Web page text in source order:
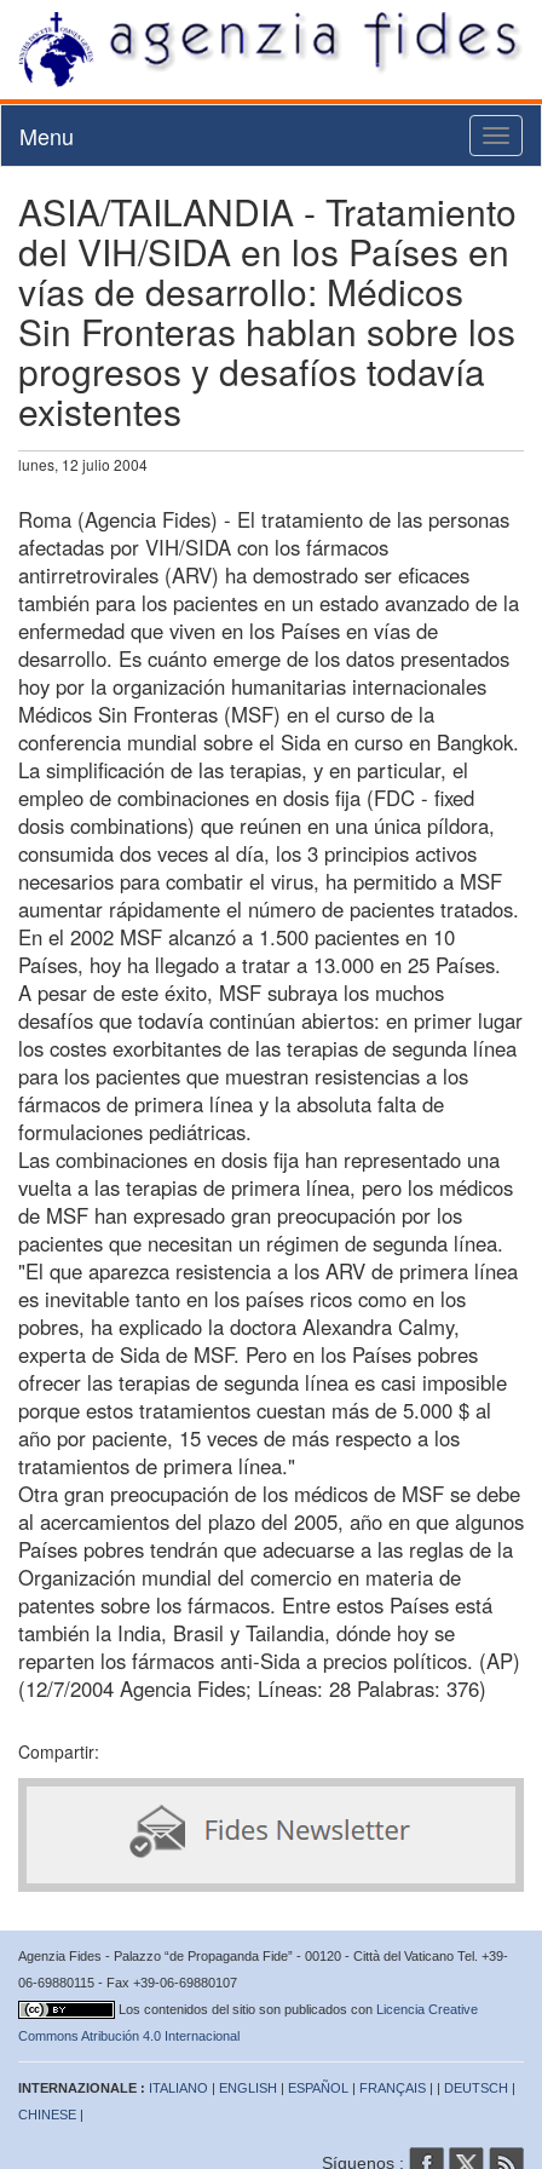
Menu
ASIA/TAILANDIA - Tratamiento
del VIH/SIDA en los Países en
vías de desarrollo: Médicos
Sin Fronteras hablan sobre los
progresos y desafíos todavía
existentes
lunes, 12 julio 2004
Roma (Agencia Fides) - El tratamiento de las personas
afectadas por VIH/SIDA con los fármacos
antirretrovirales (ARV) ha demostrado ser eficaces
también para los pacientes en un estado avanzado de la
enfermedad que viven en los Países en vías de
desarrollo. Es cuánto emerge de los datos presentados
hoy por la organización humanitarias internacionales
Médicos Sin Fronteras (MSF) en el curso de la
conferencia mundial sobre el Sida en curso en Bangkok.
La simplificación de las terapias, y en particular, el
empleo de combinaciones en dosis fija (FDC - fixed
dosis combinations) que reúnen en una única píldora,
consumida dos veces al día, los 3 principios activos
necesarios para combatir el virus, ha permitido a MSF
aumentar rápidamente el número de pacientes tratados.
En el 2002 MSF alcanzó a 1.500 pacientes en 10
Países, hoy ha llegado a tratar a 13.000 en 25 Países.
A pesar de este éxito, MSF subraya los muchos
desafíos que todavía continúan abiertos: en primer lugar
los costes exorbitantes de las terapias de segunda línea
para los pacientes que muestran resistencias a los
fármacos de primera línea y la absoluta falta de
formulaciones pediátricas.
Las combinaciones en dosis fija han representado una
vuelta a las terapias de primera línea, pero los médicos
de MSF han expresado gran preocupación por los
pacientes que necesitan un régimen de segunda línea.
"El que aparezca resistencia a los ARV de primera línea
es inevitable tanto en los países ricos como en los
pobres, ha explicado la doctora Alexandra Calmy,
experta de Sida de MSF. Pero en los Países pobres
ofrecer las terapias de segunda línea es casi imposible
porque estos tratamientos cuestan más de 5.000 $ al
año por paciente, 15 veces de más respecto a los
tratamientos de primera línea."
Otra gran preocupación de los médicos de MSF se debe
al acercamientos del plazo del 2005, año en que algunos
Países pobres tendrán que adecuarse a las reglas de la
Organización mundial del comercio en materia de
patentes sobre los fármacos. Entre estos Países está
también la India, Brasil y Tailandia, dónde hoy se
reparten los fármacos anti-Sida a precios políticos. (AP)
(12/7/2004 Agencia Fides; Líneas: 28 Palabras: 376)
Compartir:
Agenzia Fides - Palazzo “de Propaganda Fide” - 00120 - Città del Vaticano Tel. +39-
06-69880115 - Fax +39-06-69880107
Los contenidos del sitio son publicados con Licencia Creative
Commons Atribución 4.0 Internacional
INTERNAZIONALE : ITALIANO | ENGLISH | ESPAÑOL | FRANÇAIS | | DEUTSCH |
CHINESE |
Síguenos :